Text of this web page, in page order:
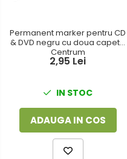
Permanent marker pentru CD
& DVD negru cu doua capete
Centrum
2,95 Lei
IN STOC
ADAUGA IN COS